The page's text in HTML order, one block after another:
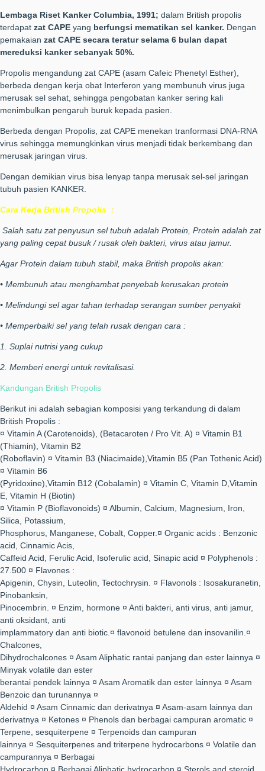
Lembaga Riset Kanker Columbia, 1991; dalam British propolis
terdapat zat CAPE yang berfungsi mematikan sel kanker. Dengan
pemakaian zat CAPE secara teratur selama 6 bulan dapat
mereduksi kanker sebanyak 50%.
Propolis mengandung zat CAPE (asam Cafeic Phenetyl Esther),
berbeda dengan kerja obat Interferon yang membunuh virus juga
merusak sel sehat, sehingga pengobatan kanker sering kali
menimbulkan pengaruh buruk kepada pasien.
Berbeda dengan Propolis, zat CAPE menekan tranformasi DNA-RNA
virus sehingga memungkinkan virus menjadi tidak berkembang dan
merusak jaringan virus.
Dengan demikian virus bisa lenyap tanpa merusak sel-sel jaringan
tubuh pasien KANKER.
Cara Kerja British Propolis :
Salah satu zat penyusun sel tubuh adalah Protein, Protein adalah zat
yang paling cepat busuk / rusak oleh bakteri, virus atau jamur.
Agar Protein dalam tubuh stabil, maka British propolis akan:
• Membunuh atau menghambat penyebab kerusakan protein
• Melindungi sel agar tahan terhadap serangan sumber penyakit
• Memperbaiki sel yang telah rusak dengan cara :
1. Suplai nutrisi yang cukup
2. Memberi energi untuk revitalisasi.
Kandungan British Propolis
Berikut ini adalah sebagian komposisi yang terkandung di dalam
British Propolis :
¤ Vitamin A (Carotenoids), (Betacaroten / Pro Vit. A) ¤ Vitamin B1
(Thiamin), Vitamin B2
(Roboflavin) ¤ Vitamin B3 (Niacimaide),Vitamin B5 (Pan Tothenic Acid)
¤ Vitamin B6
(Pyridoxine),Vitamin B12 (Cobalamin) ¤ Vitamin C, Vitamin D,Vitamin
E, Vitamin H (Biotin)
¤ Vitamin P (Bioflavonoids) ¤ Albumin, Calcium, Magnesium, Iron,
Silica, Potassium,
Phosphorus, Manganese, Cobalt, Copper.¤ Organic acids : Benzonic
acid, Cinnamic Acis,
Caffeid Acid, Ferulic Acid, Isoferulic acid, Sinapic acid ¤ Polyphenols :
27.500 ¤ Flavones :
Apigenin, Chysin, Luteolin, Tectochrysin. ¤ Flavonols : Isosakuranetin,
Pinobanksin,
Pinocembrin. ¤ Enzim, hormone ¤ Anti bakteri, anti virus, anti jamur,
anti oksidant, anti
implammatory dan anti biotic.¤ flavonoid betulene dan insovanilin.¤
Chalcones,
Dihydrochalcones ¤ Asam Aliphatic rantai panjang dan ester lainnya ¤
Minyak volatile dan ester
berantai pendek lainnya ¤ Asam Aromatik dan ester lainnya ¤ Asam
Benzoic dan turunannya ¤
Aldehid ¤ Asam Cinnamic dan derivatnya ¤ Asam-asam lainnya dan
derivatnya ¤ Ketones ¤ Phenols dan berbagai campuran aromatic ¤
Terpene, sesquiterpene ¤ Terpenoids dan campuran
lainnya ¤ Sesquiterpenes and triterpene hydrocarbons ¤ Volatile dan
campurannya ¤ Berbagai